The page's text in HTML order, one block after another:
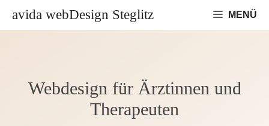
Inhaltavida webDesign Steglitz MENÜ
Webdesign für Ärztinnen und
Therapeuten